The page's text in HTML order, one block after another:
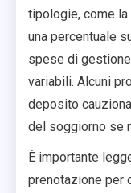
tipologie, come
una percentuale
spese di
variabili. Alcuni
deposito
del soggiorno se
È importante
prenotazione per